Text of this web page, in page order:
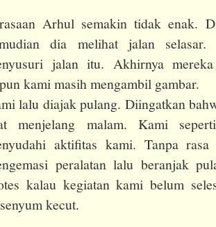
Arhul semakin tidak enak.
dia melihat jalan
jalan itu. Akhirnya
kami masih mengambil gambar.
lalu diajak pulang. Diingatkan
menjelang malam. Kami
aktifitas kami. Tanpa
peralatan lalu beranjak
kalau kegiatan kami belum
kecut.